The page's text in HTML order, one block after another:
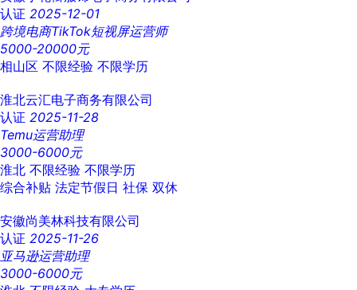
认证 2025-12-01
跨境电商TikTok短视屏运营师
5000-20000元
相山区 不限经验 不限学历
淮北云汇电子商务有限公司
认证 2025-11-28
Temu运营助理
3000-6000元
淮北 不限经验 不限学历
综合补贴 法定节假日 社保 双休
安徽尚美林科技有限公司
认证 2025-11-26
亚马逊运营助理
3000-6000元